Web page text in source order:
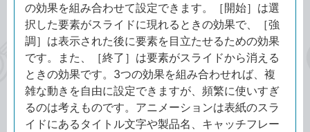
の効果を組み合わせて設定できます。［開始］は選
択した要素がスライドに現れるときの効果で、［強
調］は表示された後に要素を目立たせるための効果
です。また、［終了］は要素がスライドから消える
ときの効果です。3つの効果を組み合わせれば、複
雑な動きを自由に設定できますが、頻繁に使いすぎ
るのは考えものです。アニメーションは表紙のスラ
イドにあるタイトル文字や製品名、キャッチフレー